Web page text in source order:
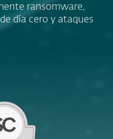
ransomware,
día cero y ataques